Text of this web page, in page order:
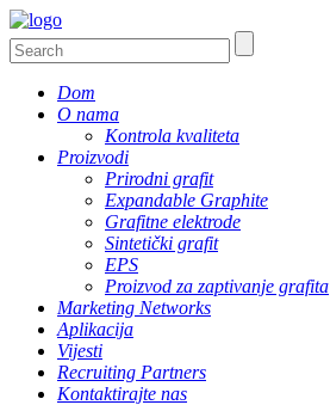
Dom
O nama
Kontrola kvaliteta
Proizvodi
Prirodni grafit
Expandable Graphite
Grafitne elektrode
Sintetički grafit
EPS
Proizvod za zaptivanje grafita
Marketing Networks
Aplikacija
Vijesti
Recruiting Partners
Kontaktirajte nas